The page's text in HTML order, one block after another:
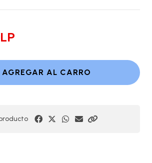
AGREGAR AL CARRO